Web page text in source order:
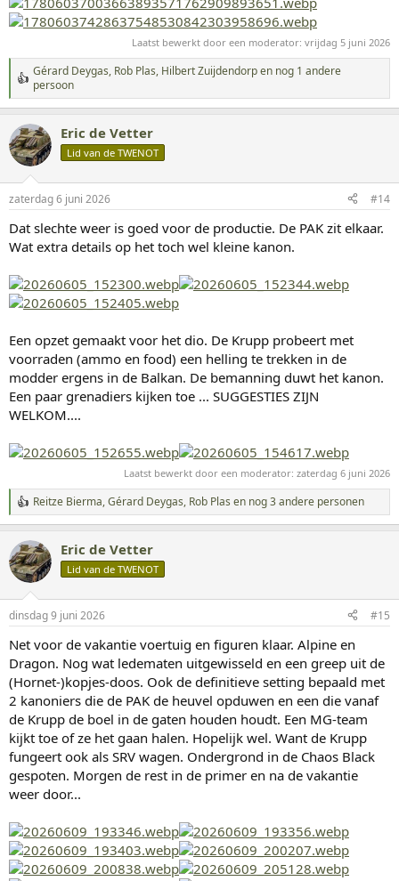
Laatst bewerkt door een moderator: vrijdag 5 juni 2026
W
a
a
r
d
e
i
n
g
e
n
:
Gérard Deygas, Rob Plas, Hilbert Zuijdendorpen nog 1 andere
persoon
Eric de Vetter
Lid van de TWENOT
zaterdag 6 juni 2026 #14
Dat slechte weer is goed voor de productie. De PAK zit elkaar.
Wat extra details op het toch wel kleine kanon.
Een opzet gemaakt voor het dio. De Krupp probeert met
voorraden (ammo en food) een helling te trekken in de
modder ergens in de Balkan. De bemanning duwt het kanon.
Een paar grenadiers kijken toe ... SUGGESTIES ZIJN
WELKOM....
Laatst bewerkt door een moderator: zaterdag 6 juni 2026
W
a
r
d
e
i
n
e
n
:
Reitze Bierma,Gérard Deygas, Rob Plas en nog 3 andere personen
Eric de Vetter
Lid van de TWENOT
dinsdag 9 juni 2026 #15
Net voor de vakantie voertuig en figuren klaar. Alpine en
Dragon. Nog wat ledematen uitgewisseld en een greep uit de
(Hornet-)kopjes-doos. Ook de definitieve setting bepaald met
2 kanoniers die de PAK de heuvel opduwen en een die vanaf
de Krupp de boel in de gaten houden houdt. Een MG-team
kijkt toe of ze het gaan halen. Hopelijk wel. Want de Krupp
fungeert ook als SRV wagen. Ondergrond in de Chaos Black
gespoten. Morgen de rest in de primer en na de vakantie
weer door...